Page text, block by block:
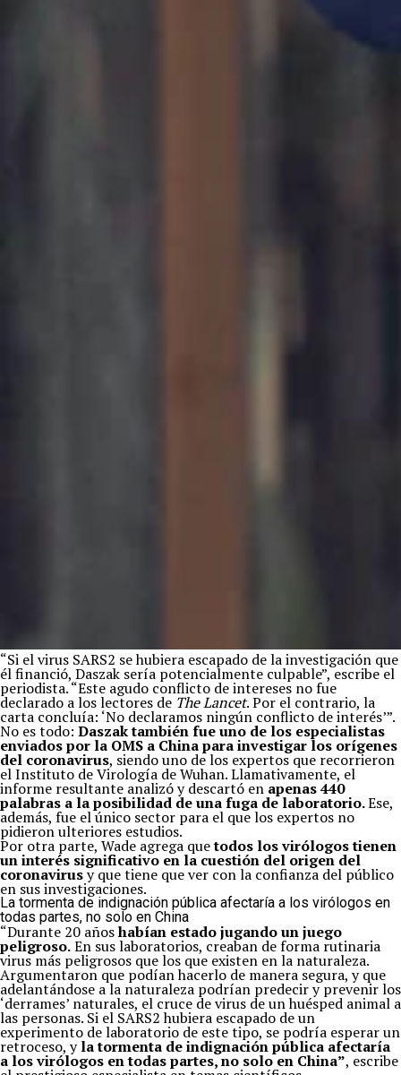
“Si el virus SARS2 se hubiera escapado de la investigación que
él financió, Daszak sería potencialmente culpable”, escribe el
periodista. “Este agudo conflicto de intereses no fue
declarado a los lectores de The Lancet. Por el contrario, la
carta concluía: ‘No declaramos ningún conflicto de interés’”.
No es todo: Daszak también fue uno de los especialistas
enviados por la OMS a China para investigar los orígenes
del coronavirus, siendo uno de los expertos que recorrieron
el Instituto de Virología de Wuhan. Llamativamente, el
informe resultante analizó y descartó en apenas 440
palabras a la posibilidad de una fuga de laboratorio.Ese,
además, fue el único sector para el que los expertos no
pidieron ulteriores estudios.
Por otra parte, Wade agrega quetodos los virólogos tienen
un interés significativo en la cuestión del origen del
coronavirusy que tiene que ver con la confianza del público
en sus investigaciones.
La tormenta de indignación pública afectaría a los virólogos en
todas partes, no solo en China
“Durante 20 añoshabían estado jugando un juego
peligroso.En sus laboratorios, creaban de forma rutinaria
virus más peligrosos que los que existen en la naturaleza.
Argumentaron que podían hacerlo de manera segura, y que
adelantándose a la naturaleza podrían predecir y prevenir los
‘derrames’ naturales, el cruce de virus de un huésped animal a
las personas. Si el SARS2 hubiera escapado de un
experimento de laboratorio de este tipo, se podría esperar un
retroceso, yla tormenta de indignación pública afectaría
a los virólogos en todas partes, no solo en China”, escribe